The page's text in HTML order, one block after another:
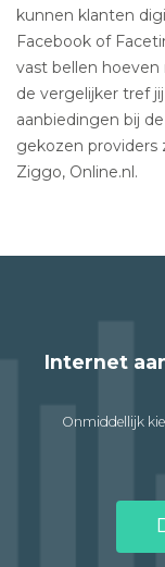
kunnen klanten
Facebook of
vast bellen
de vergelijker tref
aanbiedingen bij
gekozen providers
Ziggo, Online.nl.
Internet
Onmiddellijk